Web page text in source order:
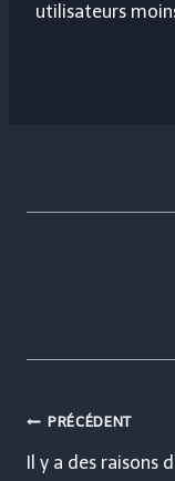
utilisateurs
Navigation
de
PRÉCÉDENT
Il y a des raisons